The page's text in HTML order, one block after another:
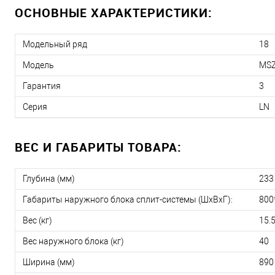
ОСНОВНЫЕ ХАРАКТЕРИСТИКИ:
Модельный ряд 18
Модель
Гарантия 3
Серия LN
ВЕС И ГАБАРИТЫ ТОВАРА:
Глубина (мм) 233
Габариты наружного блока сплит-системы (ШxВxГ):
Вес (кг) 15.5
Вес наружного блока (кг) 40
Ширина (мм) 890